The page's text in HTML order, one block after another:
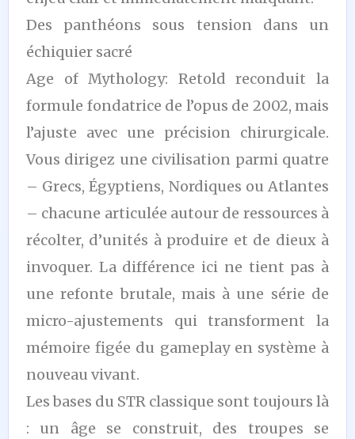
Des panthéons sous tension dans un
échiquier sacré
Age of Mythology: Retold reconduit la
formule fondatrice de l’opus de 2002, mais
l’ajuste avec une précision chirurgicale.
Vous dirigez une civilisation parmi quatre
– Grecs, Égyptiens, Nordiques ou Atlantes
– chacune articulée autour de ressources à
récolter, d’unités à produire et de dieux à
invoquer. La différence ici ne tient pas à
une refonte brutale, mais à une série de
micro-ajustements qui transforment la
mémoire figée du gameplay en système à
nouveau vivant.
Les bases du STR classique sont toujours là
: un âge se construit, des troupes se